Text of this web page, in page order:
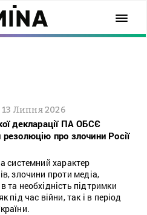
13 Липня 2026
декларації ПА ОБСЄ
про злочини Росії
системний характер
злочини проти медіа,
та необхідність підтримки
під час війни, так і в період